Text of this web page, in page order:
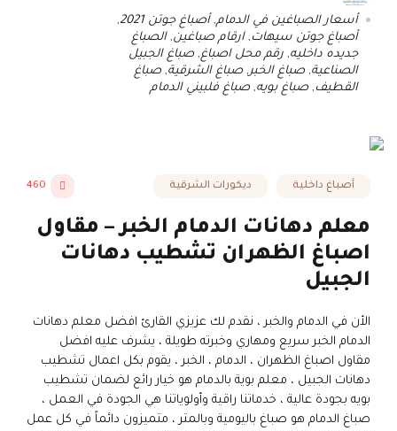
أسعار الصباغين في الدمام,أصباغ جوتن 2021
,
أصباغ جوتن سيهات ,ارقام صباغين,الصباغ
جديده داخليه, رقم محل اصباغ, صباغ الجبيل
الصناعية, صباغ الخبر , صباغ الشرقية, صباغ
القطيف , صباغ بويه, صباغ فلبيني الدمام
أصباغ داخلية ديكورات الشرقية 460
معلم دهانات الدمام الخبر – مقاول
اصباغ الظهران تشطيب دهانات
الجبيل
الأن في الدمام والخبر ، نقدم لك عزيزي القارئ افضل معلم دهانات
الدمام الخبر سريع ومهاري وخبرته طويلة ، يشرف عليه افضل
مقاول اصباغ الظهران ، الدمام ، الخبر ، يقوم بكل اعمال تشطيب
دهانات الجبيل ، معلم بوية بالدمام هو خيار رائع لضمان تشطيب
بويه بجودة عالية ، خدماتنا راقية وأولوياتنا هي الجودة في العمل ،
صباغ الدمام هو صباغ باليومية وبالمتر ، متميزون دائماً في كل عمل